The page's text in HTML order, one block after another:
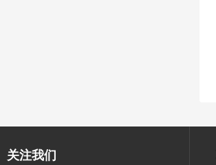
关注我们